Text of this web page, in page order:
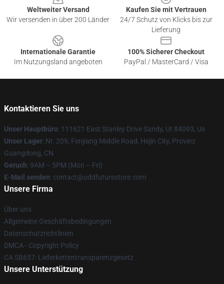
Weltweiter Versand
Wir versenden in über 200 Länder
Kaufen Sie mit Vertrauen
24/7 Schutz von Klicks bis zur
Lieferung
Internationale Garantie
Im Nutzungsland angeboten
100% Sicherer Checkout
PayPal / MasterCard / Visa
Kontaktieren Sie uns
Unser Hauptbüro: 111621 East Stanley Drive Sandy, Ut 84093, Us
Unser Lager: Nr. 209, Fenjiang Middle Road, Hejin City, Provinz
Guangdong, CN
Geruch: 9AM – 5PM (Mon – Fri)
E-Mail senden: contact@oddfuturestore.com
Unsere Firma
Über uns
Allgemeine Geschäftsbedingungen
Datenschutzrichtlinien
DMCA - Copyright Policy
CA SB657: Lieferkettentransparenzgesetz
Unsere Unterstützung